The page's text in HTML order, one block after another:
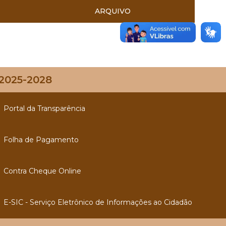
ARQUIVO
2028
Portal da Transparência
Folha de Pagamento
Contra Cheque Online
E-SIC - Serviço Eletrônico de Informações ao Cidadão